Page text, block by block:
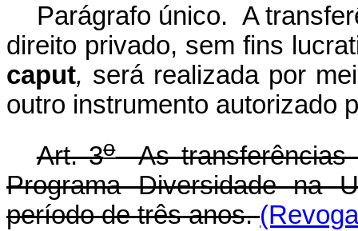
Parágrafo único. A
direito privado, sem fins
caput, será realizada por
outro instrumento autorizado
Art. 3oAs transferências
Programa Diversidade na
período de três anos.